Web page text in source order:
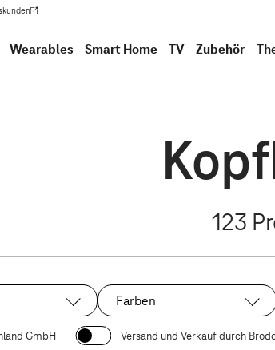
neuen Tab geöffnet)
Wearables Smart Home TV Zubehör
123
Farben
GmbH Versand und Verkauf durch